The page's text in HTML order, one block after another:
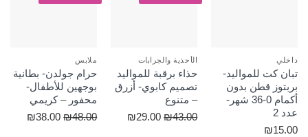
داخلي
تبان كت للمواليد-
بربتوز قطن بدون
أكمام 0-36 شهر-
عدد 2
₪15.00
الأحذية والجرابات
حذاء برقبة للمواليد
تصميم كابوي- أزرق
– متنوع
₪43.00
السعر₪29.00
السعر
ملابس
حرام جولدن- بطانية
بوجهين للأطفال-
محفور – كريمي
₪48.00
السعر₪38.00
السعر